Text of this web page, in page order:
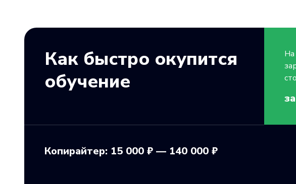
Как быстро окупится
обучение
Копирайтер: 15 000 ₽ — 140 000 ₽